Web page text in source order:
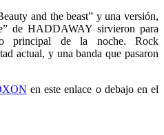
and the beast” y una versión,
de HADDAWAY sirvieron para
principal de la noche. Rock
actual, y una banda que pasaron
en este enlace o debajo en el